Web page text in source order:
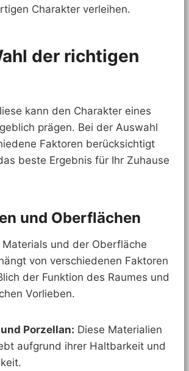
Charakter verleihen.
der richtigen
kann den Charakter eines
prägen. Bei der Auswahl
Faktoren berücksichtigt
beste Ergebnis für Ihr Zuhause
und Oberflächen
Materials und der Oberfläche
von verschiedenen Faktoren
der Funktion des Raumes und
Vorlieben.
Porzellan: Diese Materialien
aufgrund ihrer Haltbarkeit und